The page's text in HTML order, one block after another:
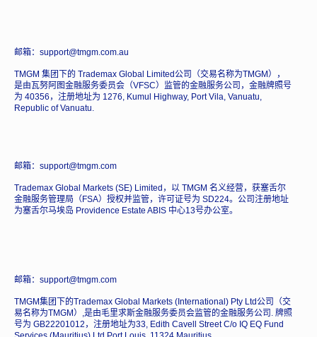
邮箱：support@tmgm.com.au
TMGM 集团下的 Trademax Global Limited公司（交易名称为TMGM），
是由瓦努阿图金融服务委员会（VFSC）监管的金融服务公司，金融牌照号
为 40356，注册地址为 1276, Kumul Highway, Port Vila, Vanuatu,
Republic of Vanuatu.
邮箱：support@tmgm.com
Trademax Global Markets (SE) Limited，以 TMGM 名义经营，获塞舌尔
金融服务管理局（FSA）授权并监管，许可证号为 SD224。公司注册地址
为塞舌尔马埃岛 Providence Estate ABIS 中心13号办公室。
邮箱：support@tmgm.com
TMGM集团下的Trademax Global Markets (International) Pty Ltd公司（交
易名称为TMGM）,是由毛里求斯金融服务委员会监管的金融服务公司. 牌照
号为 GB22201012，注册地址为33, Edith Cavell Street C/o IQ EQ Fund